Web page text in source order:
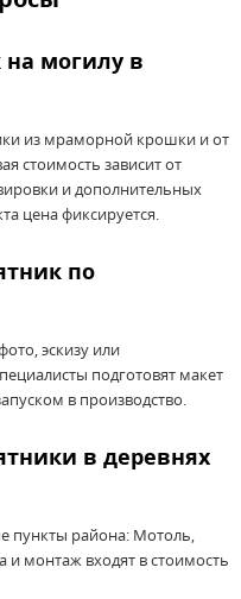
на могилу в
из мраморной крошки и от
стоимость зависит от
и дополнительных
цена фиксируется.
по
эскизу или
подготовят макет
в производство.
в деревнях
пункты района: Мотоль,
и монтаж входят в стоимость